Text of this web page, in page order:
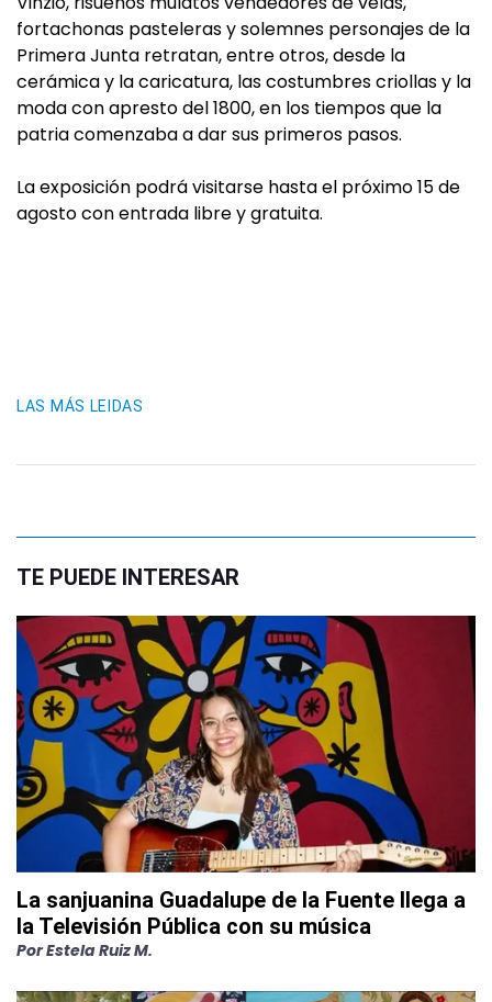
fortachonas pasteleras y solemnes personajes de la
Primera Junta retratan, entre otros, desde la
cerámica y la caricatura, las costumbres criollas y la
moda con apresto del 1800, en los tiempos que la
patria comenzaba a dar sus primeros pasos.
La exposición podrá visitarse hasta el próximo 15 de
agosto con entrada libre y gratuita.
LAS MÁS LEIDAS
TE PUEDE INTERESAR
La sanjuanina Guadalupe de la Fuente llega a
la Televisión Pública con su música
PorEstela Ruiz M.